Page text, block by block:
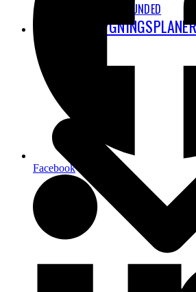
STAY GROUNDED
CPH’S UDBYGNINGSPLANER
Facebook